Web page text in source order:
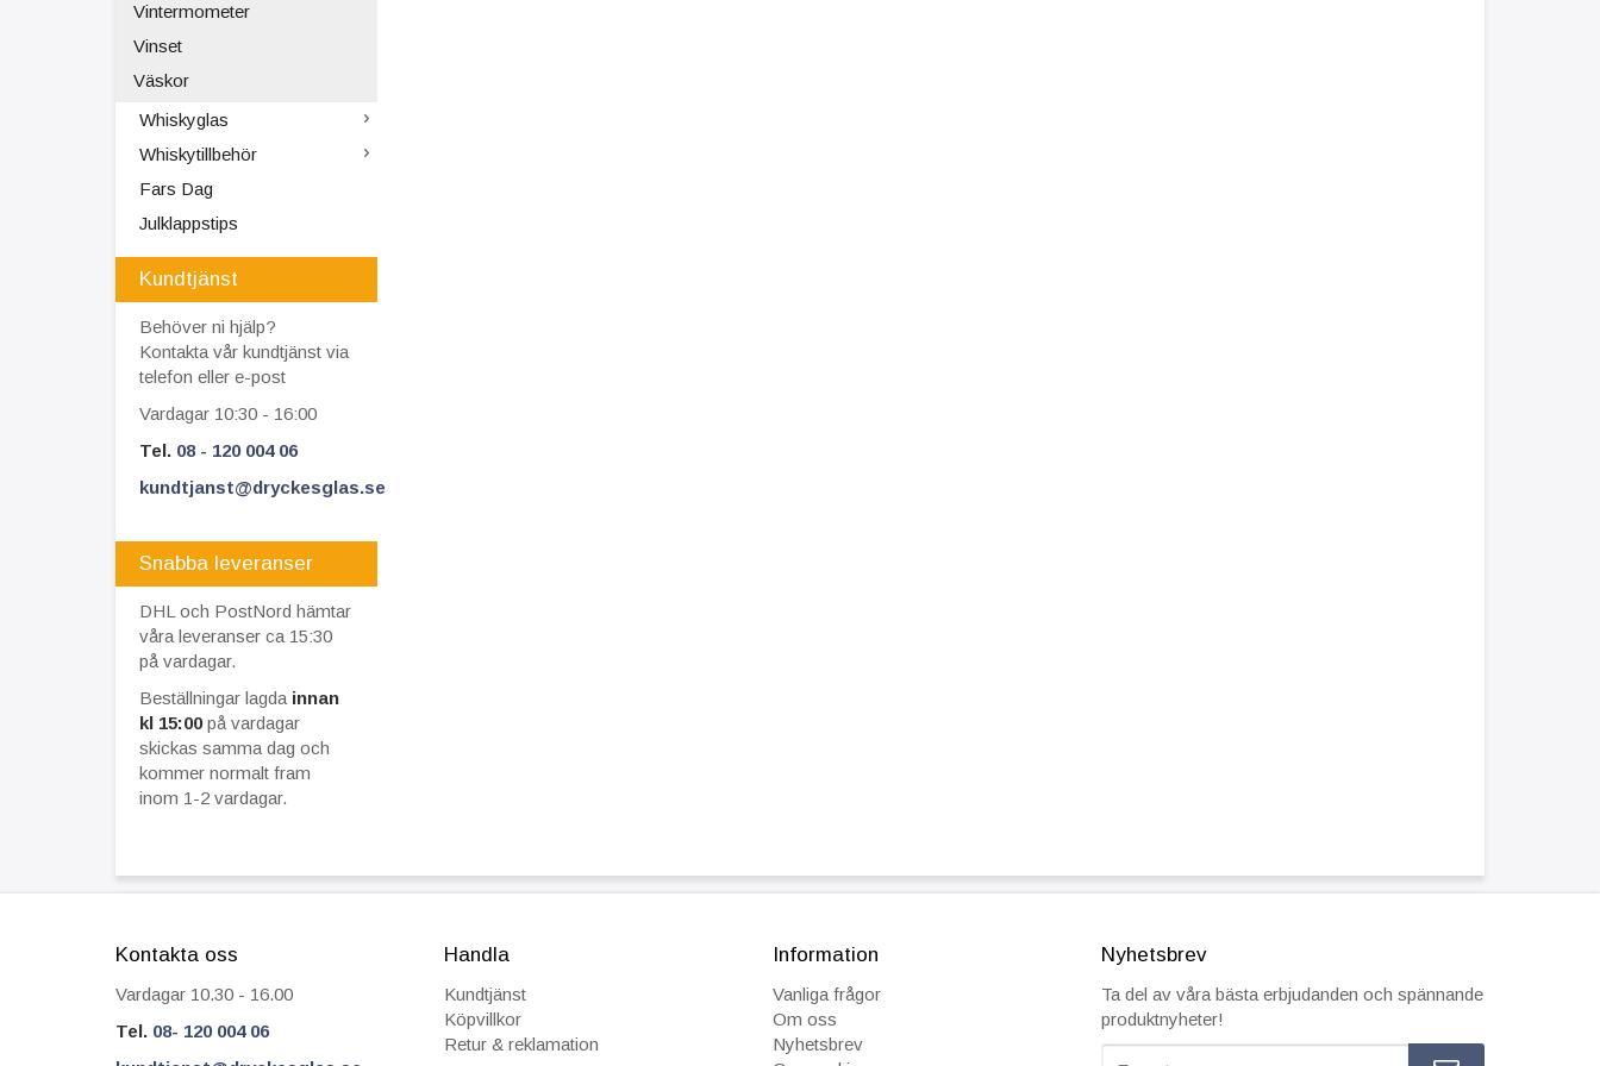
Vintermometer
Vinset
Väskor
Whiskyglas
Whiskytillbehör
Fars Dag
Julklappstips
Kundtjänst
Behöver ni hjälp?
Kontakta vår kundtjänst via
telefon eller e-post
Vardagar 10:30 - 16:00
Tel. 08 - 120 004 06
kundtjanst@dryckesglas.se
Snabba leveranser
DHL och PostNord hämtar
våra leveranser ca 15:30
på vardagar.
Beställningar lagda innan
kl 15:00på vardagar
skickas samma dag och
kommer normalt fram
inom 1-2 vardagar.
Kontakta oss
Vardagar 10.30 - 16.00
Tel. 08- 120 004 06
Handla
Kundtjänst
Köpvillkor
Retur & reklamation
Information
Vanliga frågor
Om oss
Nyhetsbrev
Nyhetsbrev
Ta del av våra bästa erbjudanden och spännande
produktnyheter!